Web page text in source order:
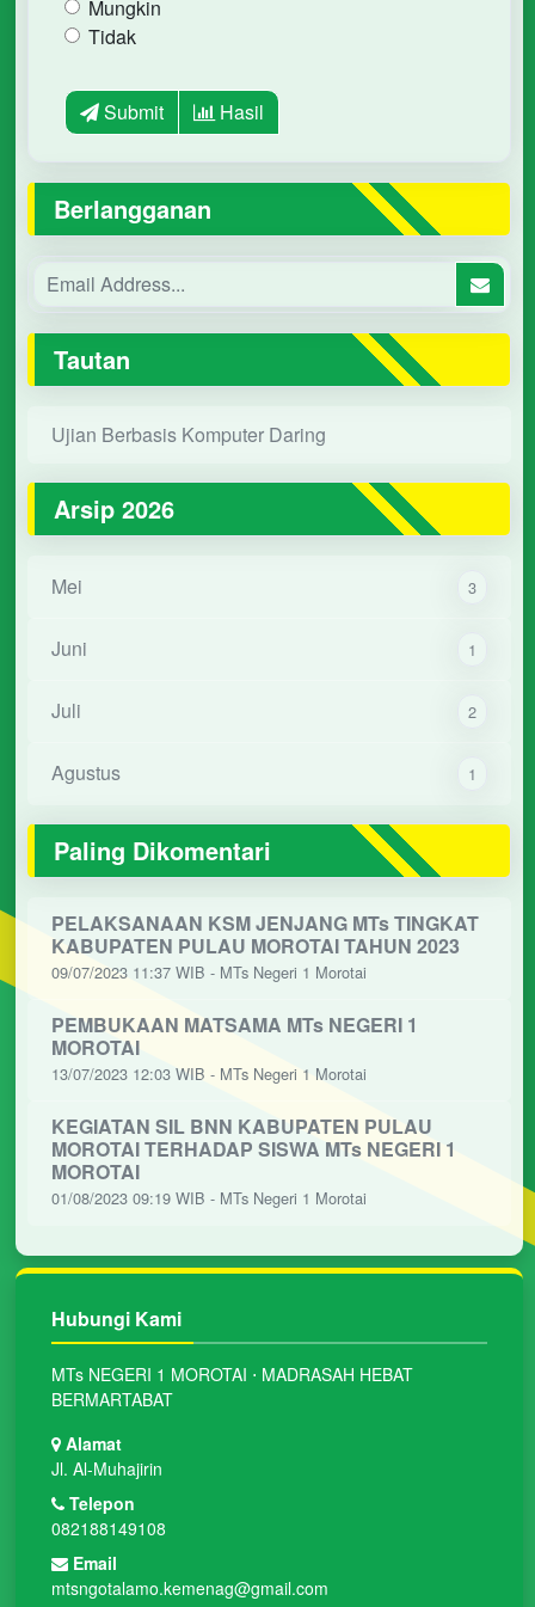
Mungkin
Tidak
Submit Hasil
Berlangganan
Tautan
Ujian Berbasis Komputer Daring
Arsip 2026
Mei 3
Juni 1
Juli 2
Agustus 1
Paling Dikomentari
PELAKSANAAN KSM JENJANG MTs TINGKAT
KABUPATEN PULAU MOROTAI TAHUN 2023
09/07/2023 11:37 WIB - MTs Negeri 1 Morotai
PEMBUKAAN MATSAMA MTs NEGERI 1
MOROTAI
13/07/2023 12:03 WIB - MTs Negeri 1 Morotai
KEGIATAN SIL BNN KABUPATEN PULAU
MOROTAI TERHADAP SISWA MTs NEGERI 1
MOROTAI
01/08/2023 09:19 WIB - MTs Negeri 1 Morotai
Hubungi Kami
MTs NEGERI 1 MOROTAI ⋅ MADRASAH HEBAT
BERMARTABAT
Alamat
Jl. Al-Muhajirin
Telepon
082188149108
Email
mtsngotalamo.kemenag@gmail.com